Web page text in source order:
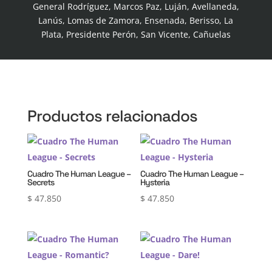
General Rodríguez, Marcos Paz, Luján, Avellaneda,
Lanús, Lomas de Zamora, Ensenada, Berisso, La
Plata, Presidente Perón, San Vicente, Cañuelas
Productos relacionados
Cuadro The Human League –
Secrets
$ 47.850
Cuadro The Human League –
Hysteria
$ 47.850